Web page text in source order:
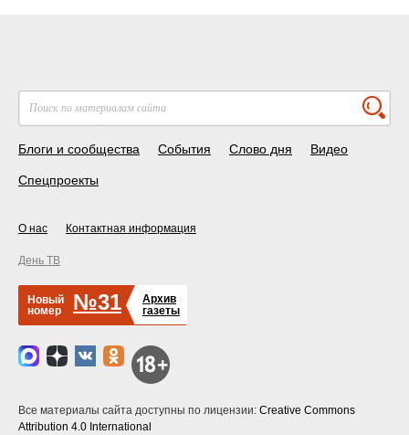
Блоги и сообщества События Слово дня Видео
Спецпроекты
О нас Контактная информация
День ТВ
Новый
номер
№31
Архив
газеты
Все материалы сайта доступны по лицензии: Creative Commons
Attribution 4.0 International